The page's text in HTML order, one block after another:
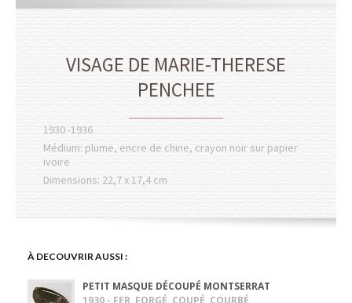
VISAGE DE MARIE-THERESE
PENCHEE
1930 -1936
Médium: plume, encre de chine, crayon noir sur papier
ivoire
Dimensions: 22,7 x 17,4 cm
À DECOUVRIR AUSSI :
PETIT MASQUE DÉCOUPÉ MONTSERRAT
1930 - FER, FORGÉ, COUPÉ, COURBÉ